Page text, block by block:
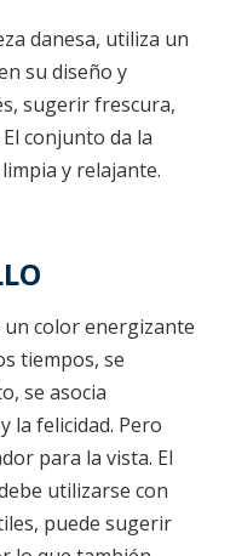
danesa, utiliza un
su diseño y
sugerir frescura,
conjunto da la
y relajante.
un color energizante
tiempos, se
se asocia
la felicidad. Pero
para la vista. El
utilizarse con
puede sugerir